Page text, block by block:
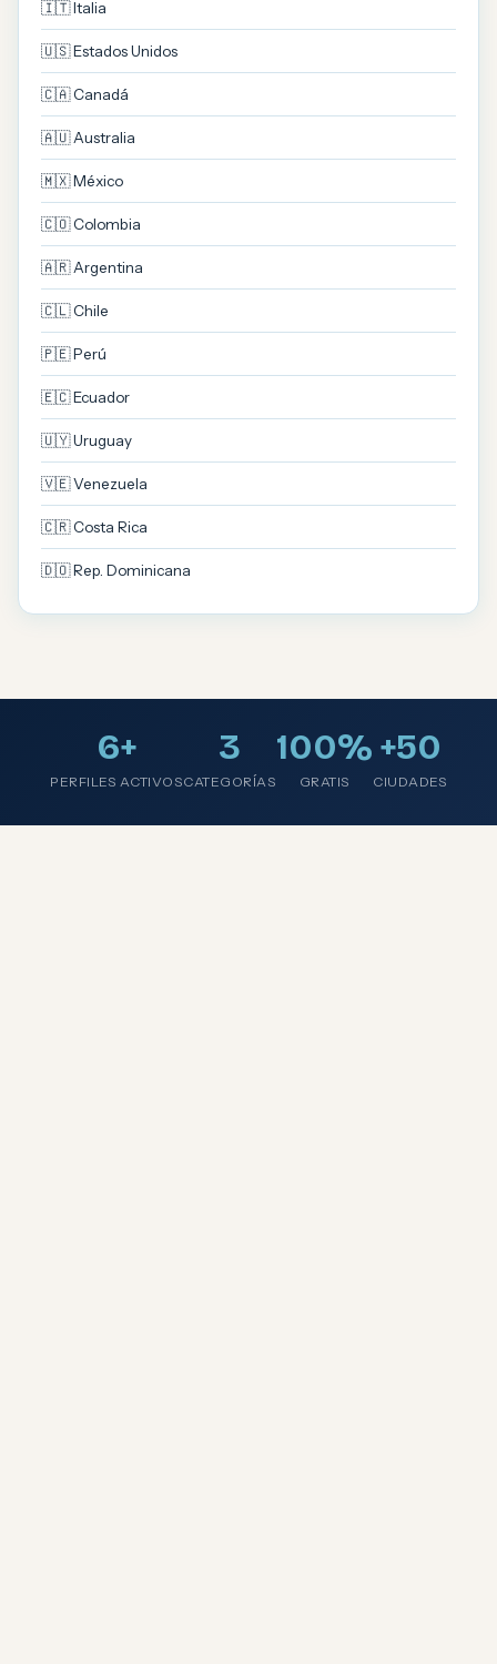
🇮🇹 Italia
🇺🇸 Estados Unidos
🇨🇦 Canadá
🇦🇺 Australia
🇲🇽 México
🇨🇴 Colombia
🇦🇷 Argentina
🇨🇱 Chile
🇵🇪 Perú
🇪🇨 Ecuador
🇺🇾 Uruguay
🇻🇪 Venezuela
🇨🇷 Costa Rica
🇩🇴 Rep. Dominicana
6+
PERFILES ACTIVOS
3
CATEGORÍAS
100%
GRATIS
+50
CIUDADES